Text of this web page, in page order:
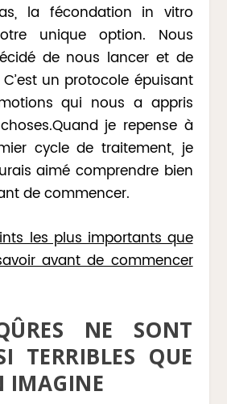
la fécondation in vitro
unique option. Nous
de nous lancer et de
un protocole épuisant
qui nous a appris
je repense à
cycle de traitement, je
aimé comprendre bien
de commencer.
les plus importants que
avant de commencer
NE SONT
TERRIBLES QUE
IMAGINE